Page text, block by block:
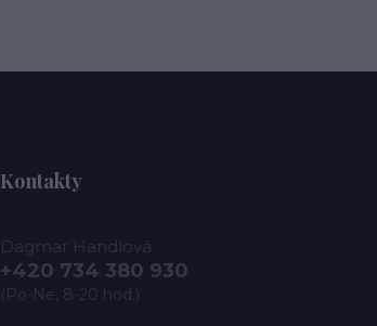
Kontakty
Dagmar Handlová
+420 734 380 930
(Po-Ne, 8-20 hod.)